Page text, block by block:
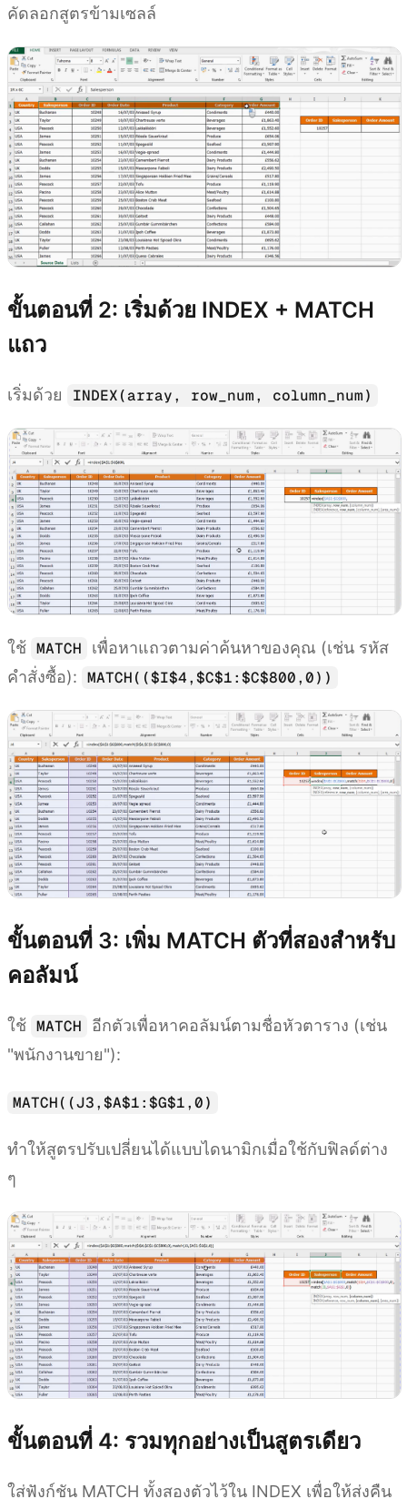
คัดลอกสูตรข้ามเซลล์
ขั้นตอนที่ 2: เริ่มด้วย INDEX + MATCH
แถว
เริ่มด้วย INDEX(array, row_num, column_num)
ใช้ MATCH
เพื่อหาแถวตามค่าค้นหาของคุณ (เช่น รหัส
คำสั่งซื้อ): MATCH(($I$4,$C$1:$C$800,0))
ขั้นตอนที่ 3: เพิ่ม MATCH ตัวที่สองสำหรับ
คอลัมน์
ใช้ MATCH
อีกตัวเพื่อหาคอลัมน์ตามชื่อหัวตาราง (เช่น
"พนักงานขาย"):
MATCH((J3,$A$1:$G$1,0)
ทำให้สูตรปรับเปลี่ยนได้แบบไดนามิกเมื่อใช้กับฟิลด์ต่าง
ๆ
ขั้นตอนที่ 4: รวมทุกอย่างเป็นสูตรเดียว
ใส่ฟังก์ชัน MATCH ทั้งสองตัวไว้ใน INDEX เพื่อให้ส่งคืน